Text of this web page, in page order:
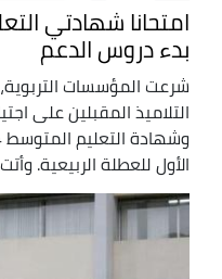
امتحانا شهادتي
بدء دروس الدعم
شرعت المؤسسات التربوية،
التلاميذ المقبلين على
الأول للعطلة الربيعية.